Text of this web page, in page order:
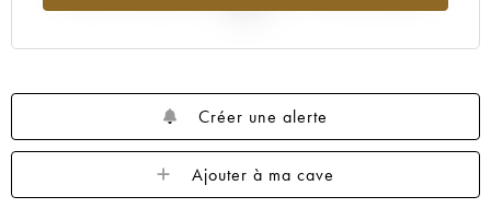
Créer une alerte
Ajouter à ma cave